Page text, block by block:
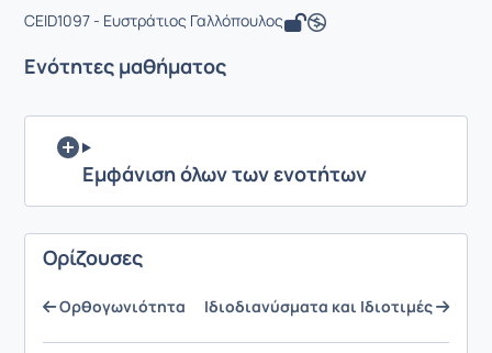
CEID1097 - Ευστράτιος Γαλλόπουλος
Ενότητες μαθήματος
Εμφάνιση όλων των ενοτήτων
Ορίζουσες
Ορθογωνιότητα Ιδιοδιανύσματα και Ιδιοτιμές